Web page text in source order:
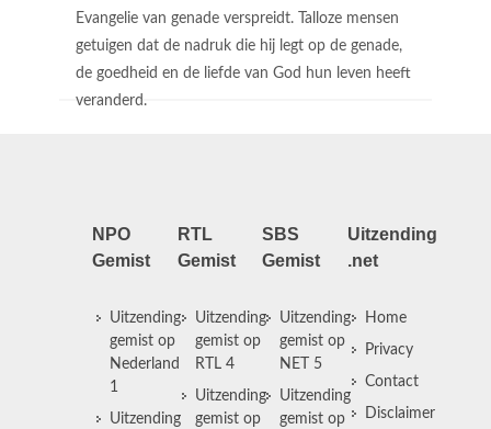
Evangelie van genade verspreidt. Talloze mensen
getuigen dat de nadruk die hij legt op de genade,
de goedheid en de liefde van God hun leven heeft
veranderd.
NPO
Gemist
Uitzending
gemist op
Nederland
1
Uitzending
RTL
Gemist
Uitzending
gemist op
RTL 4
Uitzending
gemist op
SBS
Gemist
Uitzending
gemist op
NET 5
Uitzending
gemist op
Uitzending
.net
Home
Privacy
Contact
Disclaimer